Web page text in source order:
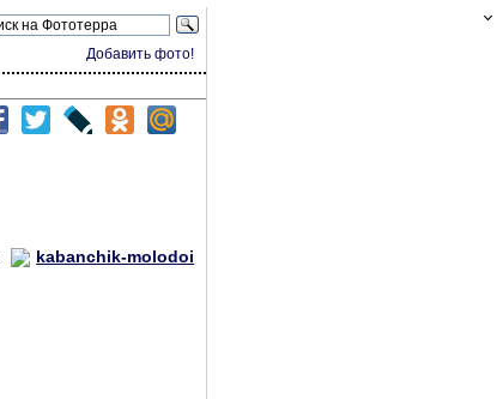
Добавить фото!
kabanchik-molodoi